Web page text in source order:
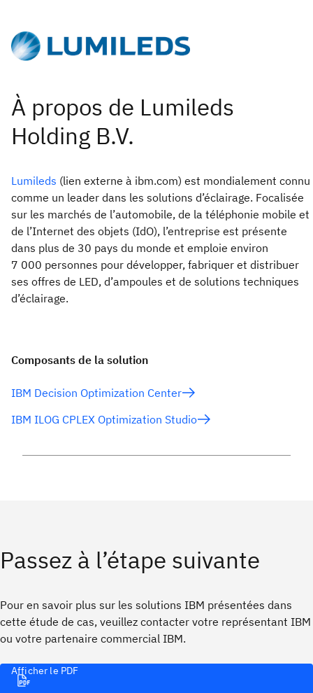
Lumileds (lien externe à ibm.com) est mondialement connu
comme un leader dans les solutions d’éclairage. Focalisée
sur les marchés de l’automobile, de la téléphonie mobile et
de l’Internet des objets (IdO), l’entreprise est présente
dans plus de 30 pays du monde et emploie environ
7 000 personnes pour développer, fabriquer et distribuer
ses offres de LED, d’ampoules et de solutions techniques
d’éclairage.
Composants de la solution
IBM Decision Optimization Center
IBM ILOG CPLEX Optimization Studio
Passez à l’étape suivante
Pour en savoir plus sur les solutions IBM présentées dans
cette étude de cas, veuillez contacter votre représentant IBM
ou votre partenaire commercial IBM.
Afficher le PDF